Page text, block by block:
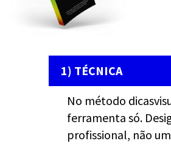
1) TÉCNICA
No método
ferramenta só.
profissional, não